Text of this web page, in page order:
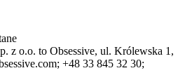
z o.o. to Obsessive, ul. Królewska 1 ,
+48 33 845 32 30;